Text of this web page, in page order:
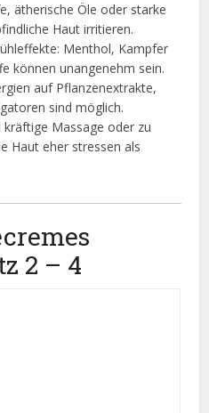
ätherische Öle oder starke
Haut irritieren.
Menthol, Kampfer
können unangenehm sein.
auf Pflanzenextrakte,
sind möglich.
kräftige Massage oder zu
Haut eher stressen als
2 – 4